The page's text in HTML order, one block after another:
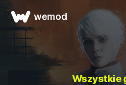
wemod
Wszystkie